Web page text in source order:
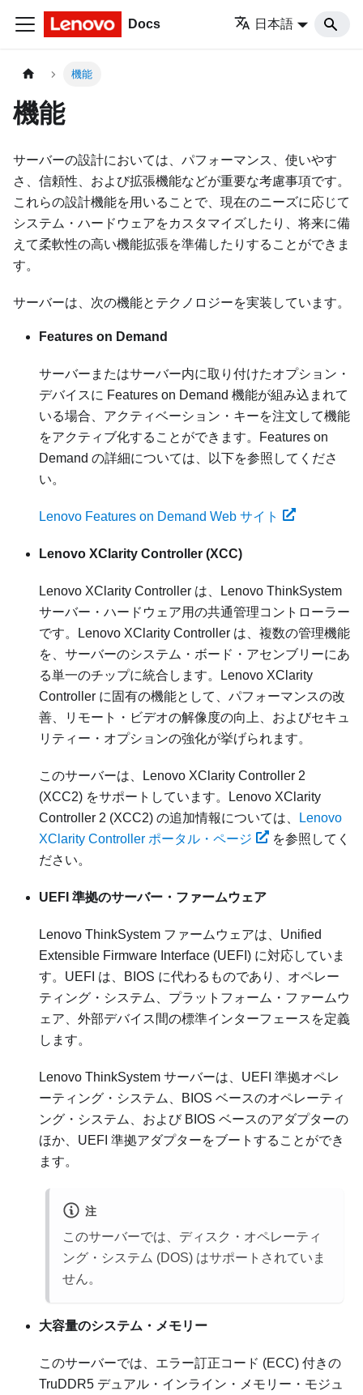
Docs 日本語
機能
機能
サーバーの設計においては、パフォーマンス、使いやす
さ、信頼性、および拡張機能などが重要な考慮事項です。
これらの設計機能を用いることで、現在のニーズに応じて
システム・ハードウェアをカスタマイズしたり、将来に備
えて柔軟性の高い機能拡張を準備したりすることができま
す。
サーバーは、次の機能とテクノロジーを実装しています。
Features on Demand
サーバーまたはサーバー内に取り付けたオプション・
デバイスに Features on Demand 機能が組み込まれて
いる場合、アクティベーション・キーを注文して機能
をアクティブ化することができます。Features on
Demand の詳細については、以下を参照してくださ
い。
Lenovo Features on Demand Web サイト
Lenovo XClarity Controller (XCC)
Lenovo XClarity Controller は、
Lenovo ThinkSystem
サーバー・ハードウェア用の共通管理コントローラー
です。
Lenovo XClarity Controller は、複数の管理機能
を、サーバーのシステム・ボード・アセンブリーにあ
る単一のチップに統合します。
Lenovo XClarity
Controller に固有の機能として、パフォーマンスの改
善、リモート・ビデオの解像度の向上、およびセキュ
リティー・オプションの強化が挙げられます。
このサーバーは、Lenovo XClarity Controller 2
(XCC2) をサポートしています。Lenovo XClarity
Controller 2 (XCC2) の追加情報については、
Lenovo
XClarity Controller ポータル・ページ
を参照してく
ださい。
UEFI 準拠のサーバー・ファームウェア
Lenovo ThinkSystem ファームウェアは、Unified
Extensible Firmware Interface (UEFI) に対応していま
す。UEFI は、BIOS に代わるものであり、オペレー
ティング・システム、プラットフォーム・ファームウ
ェア、外部デバイス間の標準インターフェースを定義
します。
Lenovo ThinkSystem サーバーは、UEFI 準拠オペレ
ーティング・システム、BIOS ベースのオペレーティ
ング・システム、および BIOS ベースのアダプターの
ほか、UEFI 準拠アダプターをブートすることができ
ます。
注
このサーバーでは、ディスク・オペレーティ
ング・システム (DOS) はサポートされていま
せん。
大容量のシステム・メモリー
このサーバーでは、エラー訂正コード (ECC) 付きの
TruDDR5 デュアル・インライン・メモリー・モジュ